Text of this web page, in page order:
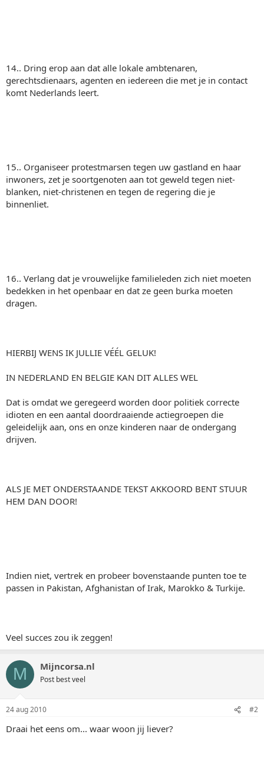
14.. Dring erop aan dat alle lokale ambtenaren,
gerechtsdienaars, agenten en iedereen die met je in contact
komt Nederlands leert.
15.. Organiseer protestmarsen tegen uw gastland en haar
inwoners, zet je soortgenoten aan tot geweld tegen niet-
blanken, niet-christenen en tegen de regering die je
binnenliet.
16.. Verlang dat je vrouwelijke familieleden zich niet moeten
bedekken in het openbaar en dat ze geen burka moeten
dragen.
HIERBIJ WENS IK JULLIE VÉÉL GELUK!
IN NEDERLAND EN BELGIE KAN DIT ALLES WEL
Dat is omdat we geregeerd worden door politiek correcte
idioten en een aantal doordraaiende actiegroepen die
geleidelijk aan, ons en onze kinderen naar de ondergang
drijven.
ALS JE MET ONDERSTAANDE TEKST AKKOORD BENT STUUR
HEM DAN DOOR!
Indien niet, vertrek en probeer bovenstaande punten toe te
passen in Pakistan, Afghanistan of Irak, Marokko & Turkije.
Veel succes zou ik zeggen!
M Mijncorsa.nl
Post best veel
24 aug 2010 #2
Draai het eens om... waar woon jij liever?